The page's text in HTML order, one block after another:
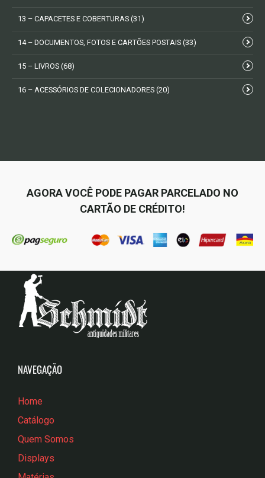
13 – CAPACETES E COBERTURAS (31)
14 – DOCUMENTOS, FOTOS E CARTÕES POSTAIS (33)
15 – LIVROS (68)
16 – ACESSÓRIOS DE COLECIONADORES (20)
AGORA VOCÊ PODE PAGAR PARCELADO NO
CARTÃO DE CRÉDITO!
NAVEGAÇÃO
Home
Catálogo
Quem Somos
Displays